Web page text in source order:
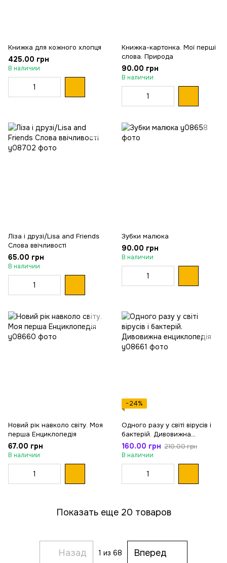
Книжка для кожного хлопця
425.00 грн
В наличии
Книжка-картонка. Мої перші
слова. Природа
90.00 грн
В наличии
Ліза і друзі/Lisa and Friends
Слова ввічливості
65.00 грн
В наличии
Зубки малюка
90.00 грн
В наличии
Новий рік навколо світу. Моя
перша Енциклопедія
67.00 грн
В наличии
−24%
Одного разу у світі вірусів і
бактерій. Дивовижна
енциклопедія
160.00 грн 210.00 грн
В наличии
Показать еще 20 товаров
Назад 1 из 68 Вперед